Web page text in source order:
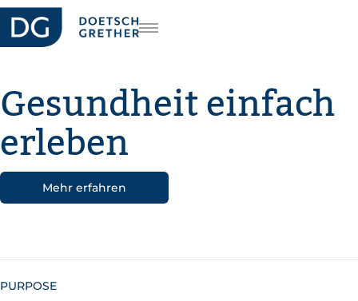
IT
EN
Gesundheit einfach
erleben
Mehr erfahren
PURPOSE